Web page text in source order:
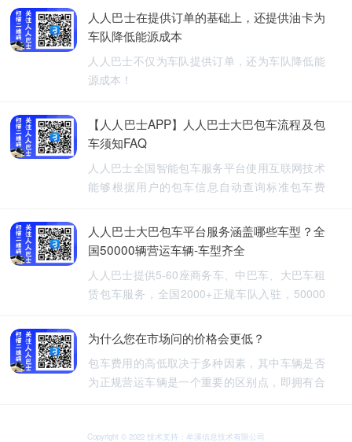
人人巴士在提供订单的基础上，还提供油卡为
车队降低能源成本
人人巴士不仅为车队提供订单，还为车队降低能
源成本！
【人人巴士APP】人人巴士大巴包车流程及包
车须知FAQ
人人巴士全国智能包车服务平台使用互联网技术
能够根据用户的包车信息自动查询标准包车费
车、长期包车、接送飞机、厂班车、校车、婚庆
租车等包车带司机服务。
人人巴士大巴包车平台服务涵盖哪些车型？全
国50000辆营运车辆-车型齐全
人人巴士提供5-60座商务车、中巴车、大巴车租
赁包车服务，全国2000+正规车队入驻，50000
行更安全
为什么您在市场问的价格会更低？
包车费用的高低取决于多种因素，其中车辆是否
为正规营运车辆是一个重要的区别点，即拥有合
可能会提供较低的包车费用，因为它们不需要承
Copyright © 2022 技术支持：牟溪信息技术有限公司